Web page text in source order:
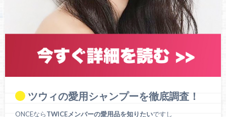
ツウィの愛用シャンプーを徹底調査！
ONCEならTWICEメンバーの愛用品を知りたいですし